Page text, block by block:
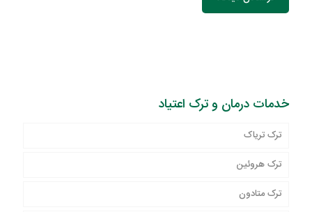
خدمات درمان و ترک اعتیاد
ترک تریاک
ترک هروئین
ترک متادون